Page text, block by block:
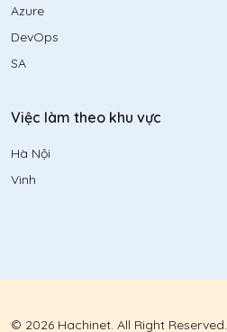
Azure
DevOps
SA
Việc làm theo khu vực
Hà Nội
Vinh
© 2026 Hachinet. All Right Reserved.